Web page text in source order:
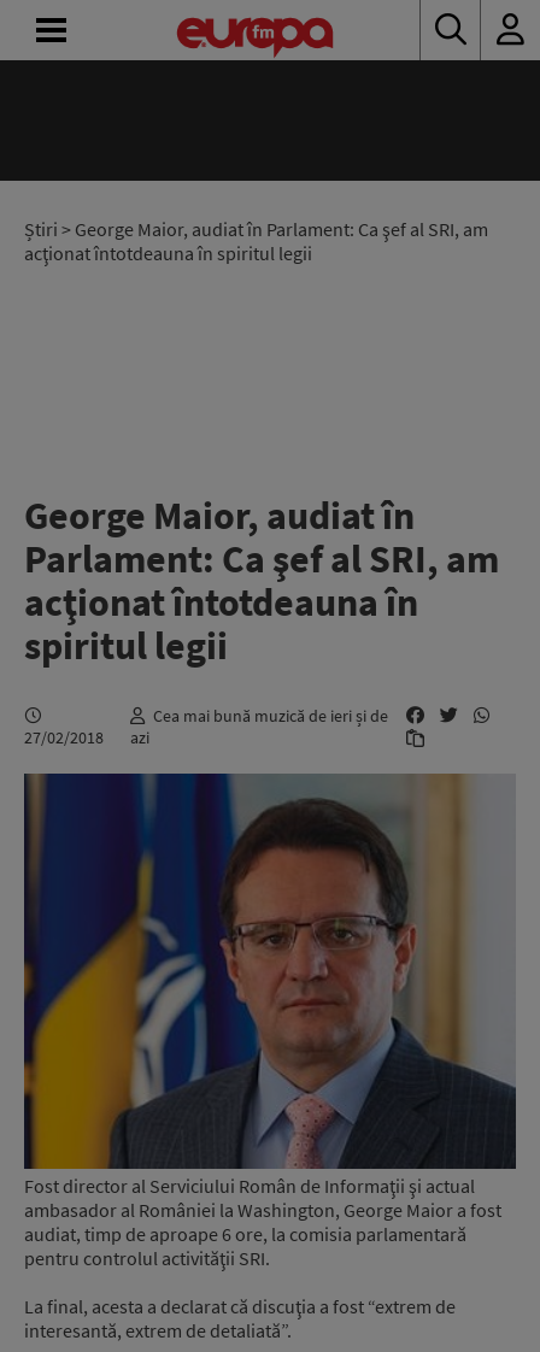
Știri > George Maior, audiat în Parlament: Ca şef al SRI, am
acţionat întotdeauna în spiritul legii
George Maior, audiat în
Parlament: Ca şef al SRI, am
acţionat întotdeauna în
spiritul legii
27/02/2018
Cea mai bună muzică de ieri și de
azi
Fost director al Serviciului Român de Informaţii şi actual
ambasador al României la Washington, George Maior a fost
audiat, timp de aproape 6 ore, la comisia parlamentară
pentru controlul activităţii SRI.
La final, acesta a declarat că discuţia a fost “extrem de
interesantă, extrem de detaliată”.
RADIO